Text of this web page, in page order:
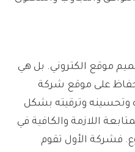
موقع الكتروني. بل هي
على موقع شركة
وتحسينه وترقيته بشكل
اللازمة والكافية في
فشركة الأول تقوم